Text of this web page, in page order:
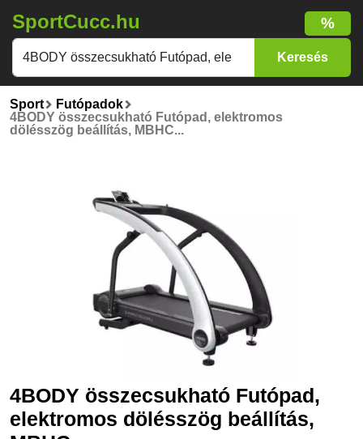
SportCucc.hu %
Sport
Futópadok
4BODY összecsukható Futópad, elektromos
dölésszög beállítás, MBHC...
4BODY összecsukható Futópad,
elektromos dölésszög beállítás,